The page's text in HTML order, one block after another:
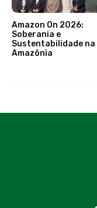
Amazon On 2026:
Soberania e
Sustentabilidade na
Amazônia